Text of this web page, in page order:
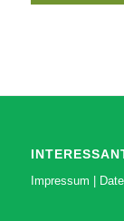
Impressum